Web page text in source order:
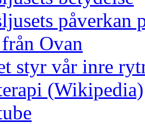
påverkan
Ovan
styr vår inre
(Wikipedia)